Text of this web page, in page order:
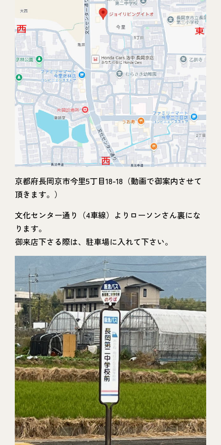
京都府長岡京市今里5丁目18-18（動画で御案内させて
頂きます。）
文化センター通り（4車線）よりローソンさん裏にな
ります。
御来店下さる際は、駐車場に入れて下さい。